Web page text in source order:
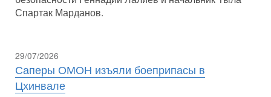
Спартак Марданов.
29/07/2026
Саперы ОМОН изъяли боеприпасы в
Цхинвале